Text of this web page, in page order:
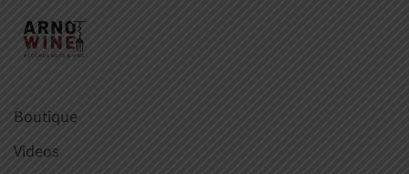
Boutique
Videos